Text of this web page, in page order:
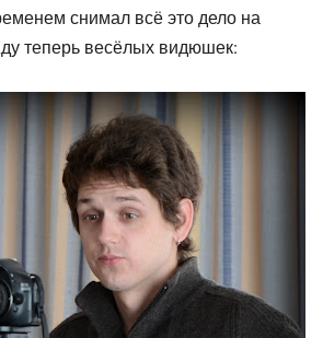
снимал всё это дело на
теперь весёлых видюшек: